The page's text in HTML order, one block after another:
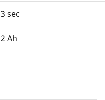
3 sec
2 Ah